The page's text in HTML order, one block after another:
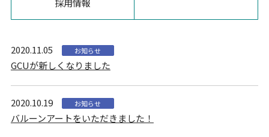
2020.11.05 お知らせ
GCUが新しくなりました
2020.10.19 お知らせ
バルーンアートをいただきました！